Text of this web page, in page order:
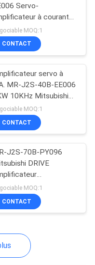
I
de
la
Servo-
à courant
10KHz 2KW
Servo-
MOQ:1
CONTACT
servo à
MR-J2S-40B-EE006
10KHz Mitsubishi
original
MOQ:1
CONTACT
J2S-70B-PY096
DRIVE
AC
J2-Super
（V）10（KHz）
MOQ:1
CONTACT